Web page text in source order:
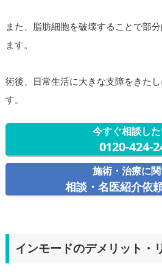
また、脂肪細胞を破壊することで部
ます。
術後、日常生活に大きな支障をきた
す。
今すぐ相談し
0120-424-
施術・治療に
相談・名医紹介依
インモードのデメリット・